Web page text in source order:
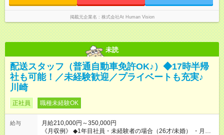
時間 15時間／月
掲載元企業名 株式会社At Human Vision
未読
配送スタッフ（普通自動車免許OK♪）◆17時半帰
社も可能！／未経験歓迎／プライベートも充実♪
川崎
正社員 職種未経験OK
給与
月給210,000円～350,000円
《月収例》 ◆1年目社員・未経験者の場合（26才/未婚） ・月給